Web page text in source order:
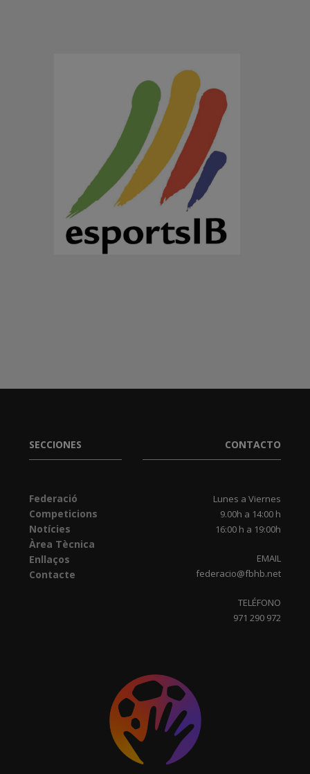
SECCIONES
Federació
Competicions
Notícies
Àrea Tècnica
Enllaços
Contacte
CONTACTO
Lunes a Viernes
9.00h a 14:00 h
16:00 h a 19:00h
EMAIL
federacio@fbhb.net
TELÉFONO
971 290 972